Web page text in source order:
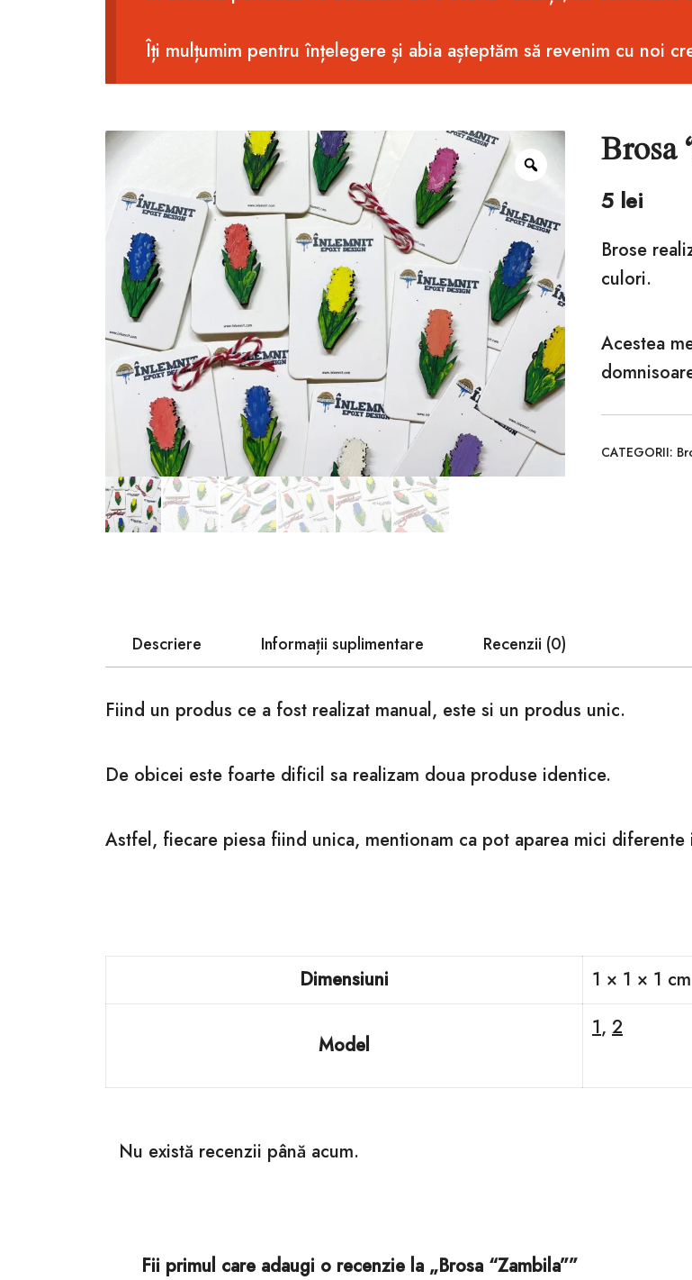
Îți mulțumim pentru înțelegere și abia așteptăm să revenim cu noi
Zoom Brosa
5 lei
Brose
culori.
Acestea
CATEGORII:
Descriere Informații suplimentare Recenzii (0)
Fiind un produs ce a fost realizat manual, este si un produs unic.
De obicei este foarte dificil sa realizam doua produse identice.
Astfel, fiecare piesa fiind unica, mentionam ca pot aparea mici
Dimensiuni 1 × 1 × 1 cm
Model
1, 2
Nu există recenzii până acum.
Fii primul care adaugi o recenzie la „Brosa “Zambila””